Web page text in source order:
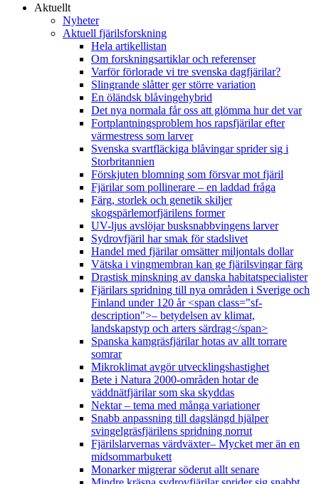
Aktuellt
Nyheter
Aktuell fjärilsforskning
Hela artikellistan
Om forskningsartiklar och referenser
Varför förlorade vi tre svenska dagfjärilar?
Slingrande slåtter ger större variation
En öländsk blåvingehybrid
Det nya normala får oss att glömma hur det var
Fortplantningsproblem hos rapsfjärilar efter
värmestress som larver
Svenska svartfläckiga blåvingar sprider sig i
Storbritannien
Förskjuten blomning som försvar mot fjäril
Fjärilar som pollinerare – en laddad fråga
Färg, storlek och genetik skiljer
skogspärlemorfjärilens former
UV-ljus avslöjar busksnabbvingens larver
Sydrovfjäril har smak för stadslivet
Handel med fjärilar omsätter miljontals dollar
Vätska i vingmembran kan ge fjärilsvingar färg
Drastisk minskning av danska habitatspecialister
Fjärilars spridning till nya områden i Sverige och
Finland under 120 år <span class="sf-
description">– betydelsen av klimat,
landskapstyp och arters särdrag</span>
Spanska kamgräsfjärilar hotas av allt torrare
somrar
Mikroklimat avgör utvecklingshastighet
Bete i Natura 2000-områden hotar de
väddnätfjärilar som ska skyddas
Nektar – tema med många variationer
Snabb anpassning till dagslängd hjälper
svingelgräsfjärilens spridning norrut
Fjärilslarvernas värdväxter– Mycket mer än en
midsommarbukett
Monarker migrerar söderut allt senare